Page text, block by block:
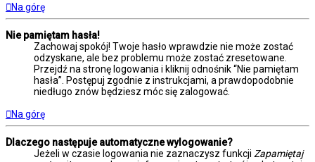
Na górę
Nie pamiętam hasła!
Zachowaj spokój! Twoje hasło wprawdzie nie może zostać
odzyskane, ale bez problemu może zostać zresetowane.
Przejdź na stronę logowania i kliknij odnośnik “Nie pamiętam
hasła”. Postępuj zgodnie z instrukcjami, a prawdopodobnie
niedługo znów będziesz móc się zalogować.
Na górę
Dlaczego następuje automatyczne wylogowanie?
Jeżeli w czasie logowania nie zaznaczysz funkcji Zapamiętaj